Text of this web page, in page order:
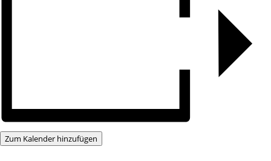
Zum Kalender hinzufügen